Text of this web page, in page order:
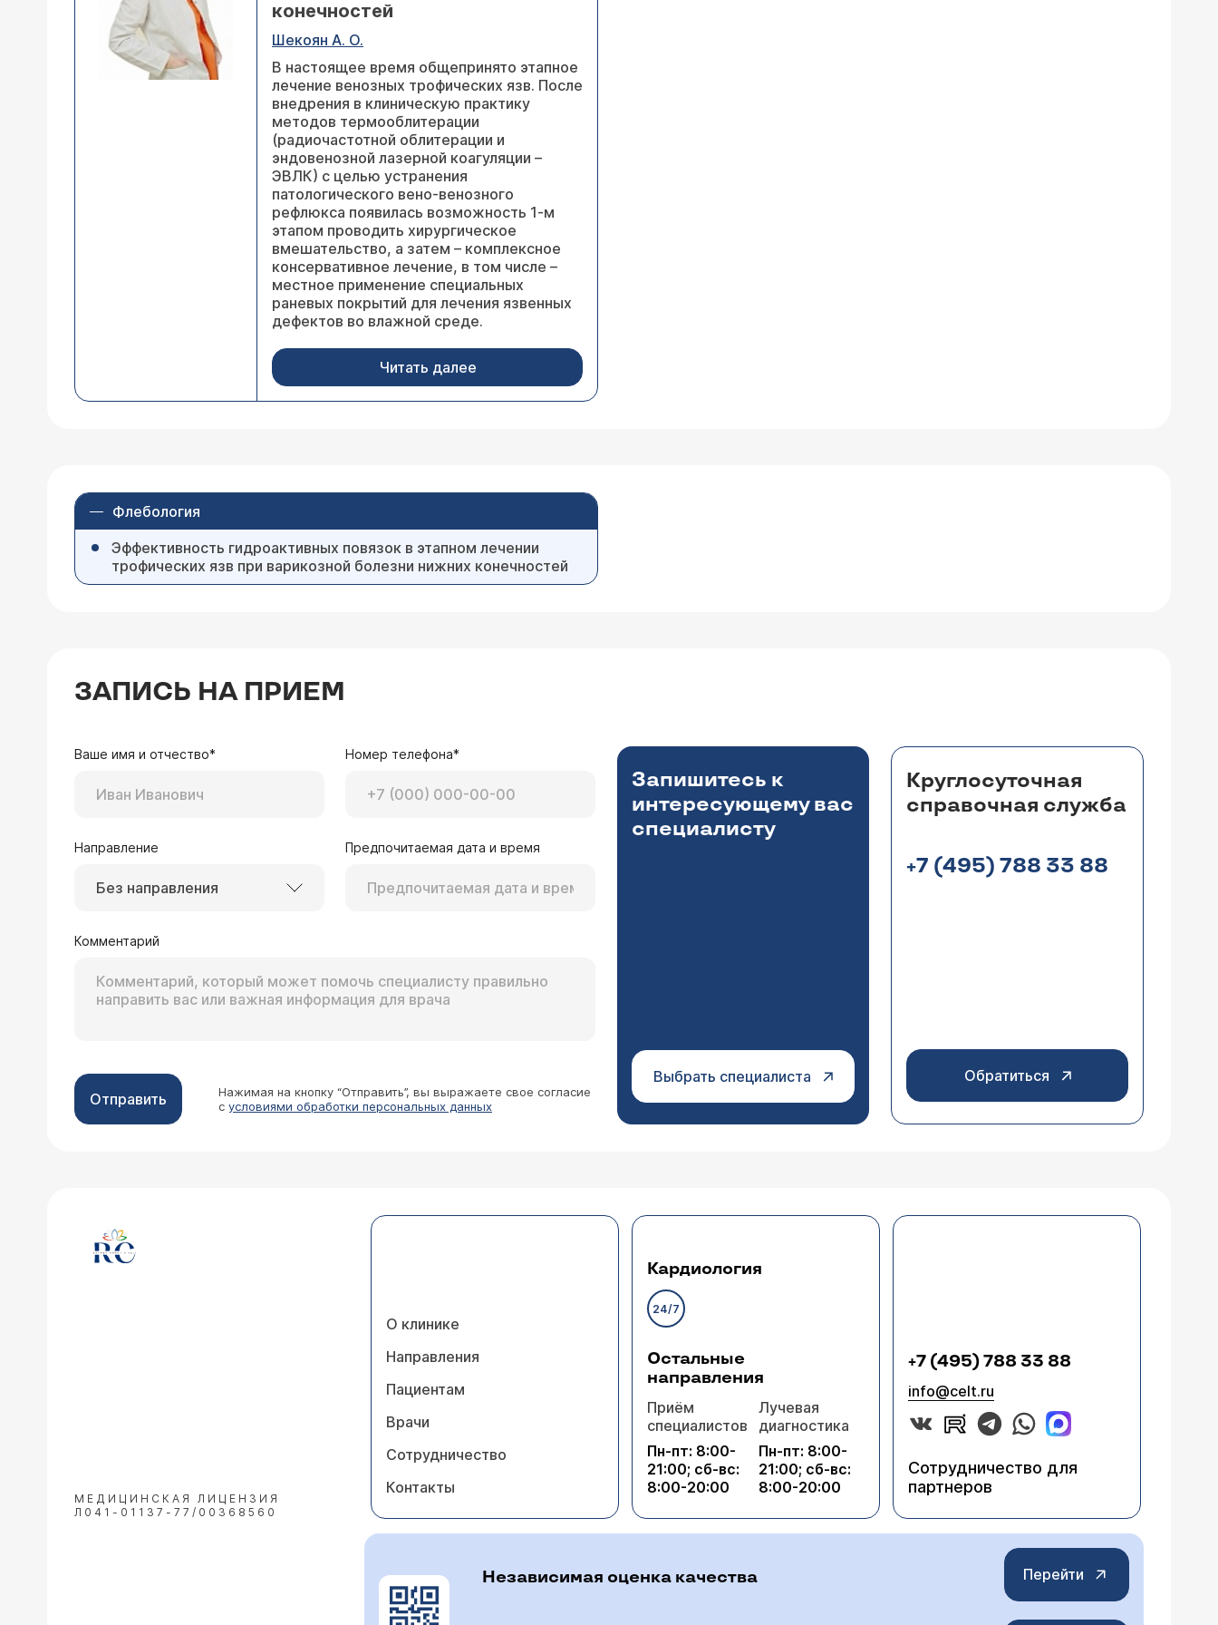
конечностей
Шекоян А. О.
В настоящее время общепринято этапное
лечение венозных трофических язв. После
внедрения в клиническую практику
методов термооблитерации
(радиочастотной облитерации и
эндовенозной лазерной коагуляции –
ЭВЛК) с целью устранения
патологического вено-венозного
рефлюкса появилась возможность 1-м
этапом проводить хирургическое
вмешательство, а затем – комплексное
консервативное лечение, в том числе –
местное применение специальных
раневых покрытий для лечения язвенных
дефектов во влажной среде.
Читать далее
Флебология
Эффективность гидроактивных повязок в этапном лечении
трофических язв при варикозной болезни нижних конечностей
ЗАПИСЬ НА ПРИЕМ
Ваше имя и отчество* Номер телефона*
Направление
Без направления
Предпочитаемая дата и время
Комментарий
Отправить
Нажимая на кнопку “Отправить”, вы выражаете свое согласие
с условиями обработки персональных данных
Запишитесь к
интересующему вас
специалисту
Выбрать специалиста
Круглосуточная
справочная служба
+7 (495) 788 33 88
Обратиться
МЕДИЦИНСКАЯ ЛИЦЕНЗИЯ
Л041-01137-77/00368560
О клинике
Направления
Пациентам
Врачи
Сотрудничество
Контакты
Кардиология
24/7
Остальные
направления
Приём
специалистов
Пн-пт: 8:00-
21:00; сб-вс:
8:00-20:00
Лучевая
диагностика
Пн-пт: 8:00-
21:00; сб-вс:
8:00-20:00
+7 (495) 788 33 88
info@celt.ru
Сотрудничество для
партнеров
Независимая оценка качества Перейти